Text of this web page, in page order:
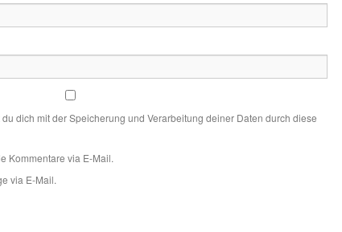
dich mit der Speicherung und Verarbeitung deiner Daten durch diese
Kommentare via E-Mail.
via E-Mail.